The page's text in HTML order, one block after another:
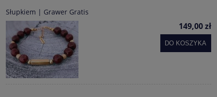
Słupkiem | Grawer Gratis
149,00 zł
DO KOSZYKA